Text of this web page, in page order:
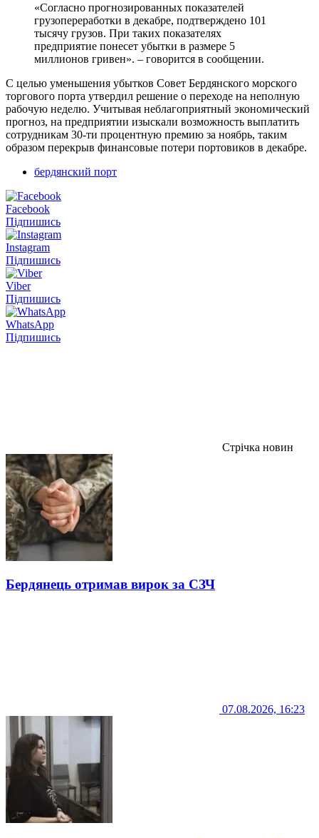
«Согласно прогнозированных показателей
грузопереработки в декабре, подтверждено 101
тысячу грузов. При таких показателях
предприятие понесет убытки в размере 5
миллионов гривен». – говорится в сообщении.
С целью уменьшения убытков Совет Бердянского морского
торгового порта утвердил решение о переходе на неполную
рабочую неделю. Учитывая неблагоприятный экономический
прогноз, на предприятии изыскали возможность выплатить
сотрудникам 30-ти процентную премию за ноябрь, таким
образом перекрыв финансовые потери портовиков в декабре.
бердянский порт
Facebook
Підпишись
Instagram
Підпишись
Viber
Підпишись
WhatsApp
Підпишись
Стрічка новин
Бердянець отримав вирок за СЗЧ
07.08.2026, 16:23